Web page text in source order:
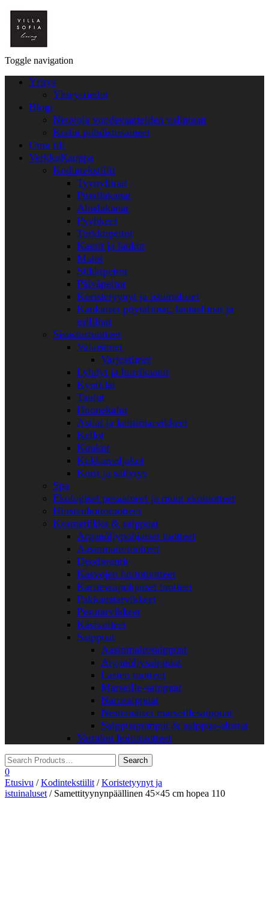
Toggle navigation
Yritys
Yhteystiedot
Blogi
Neuvoja vuodevaatteiden valintaan
Kodin puhdistusaineet
Oma tili
VerkkoKauppa
Kodintekstiilit
Tyynyliinat
Pussilakanat
Aluslakanat
Pyyhkeet
Torkkupeitot
Kassit ja laukut
Matot
Silkkipeitot
Päiväpeitot
Koristetyynyt ja istuinaluset
Kankaiset pöytäliinat, lautasliinat ja
esiliinat
Sisustustuotteet
Valaisimet
Varjostimet
Lyhdyt ja hurrikaanit
Kynttilät
Taulut
Huonekalut
Astiat ja keittiötarvikkeet
Kellot
Koukut
Kukkamaljakot
Korit ja säilytys
Spa
Ekologiset pesuaineet ja muut ekotuotteet
Hiustenhoitotuotteet
Kosmetiikka & saippuat
Arganöljypohjaiset tuotteet
Aasinmaitotuotteet
Deodorantit
Kasvojen hoitotuotteet
Karitevoipohjaiset tuotteet
Pakkaustarvikkeet
Pesutarvikkeet
Käsivoiteet
Saippuat
Aasinmaitosaippuat
Arganöljysaippuat
Lasten tuotteet
Marseille-saippuat
Narusaippuat
Nestemäiset marseillesaippuat
Saippuapumput & saippua-alustat
Vartalon hoitotuotteet
0
Etusivu /Kodintekstiilit /Koristetyynyt ja
istuinaluset / Samettityynynpäällinen 45×45 cm hopea 110